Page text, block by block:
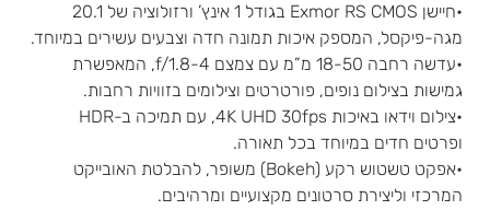
•חיישן Exmor RS CMOS בגודל 1 אינץ’ ורזולוציה של 20.1
מגה-פיקסל, המספק איכות תמונה חדה וצבעים עשירים במיוחד.
•עדשה רחבה 18-50 מ”מ עם צמצם f/1.8-4, המאפשרת
גמישות בצילום נופים, פורטרטים וצילומים בזוויות רחבות.
•צילום וידאו באיכות 4K UHD 30fps, עם תמיכה ב-HDR
ופרטים חדים במיוחד בכל תאורה.
•אפקט טשטוש רקע (Bokeh) משופר, להבלטת האובייקט
המרכזי וליצירת סרטונים מקצועיים ומרהיבים.